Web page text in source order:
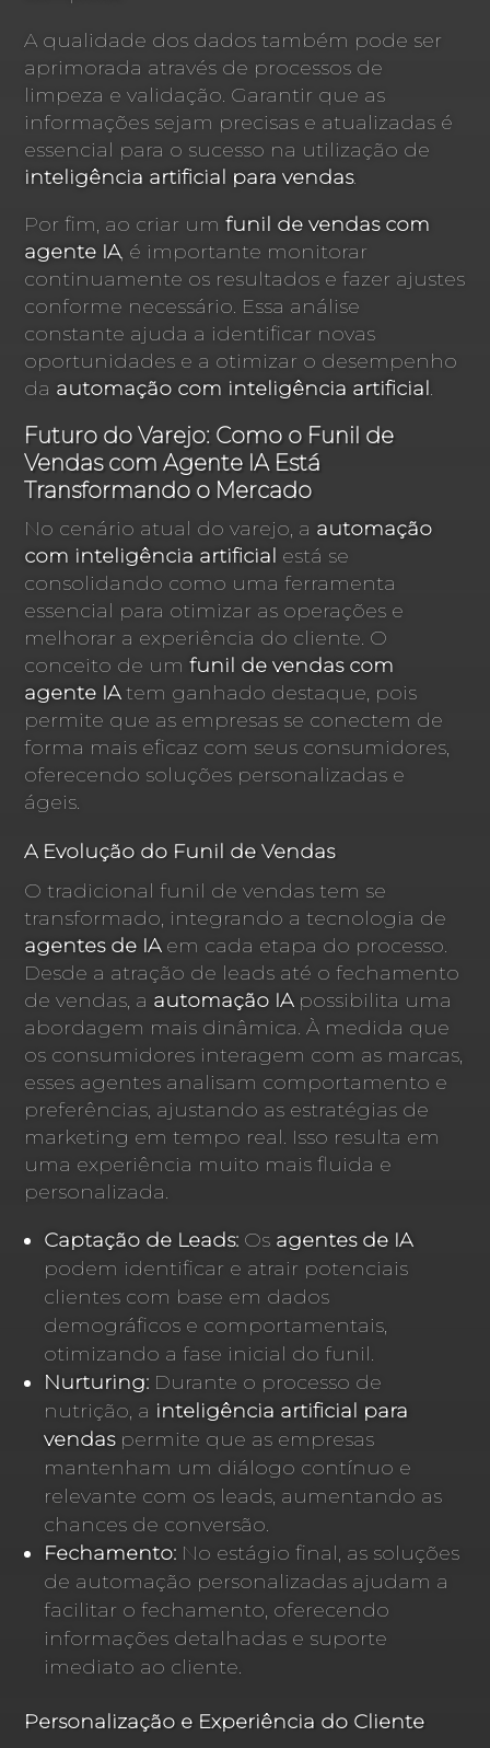
A qualidade dos dados também pode ser
aprimorada através de processos de
limpeza e validação. Garantir que as
informações sejam precisas e atualizadas é
essencial para o sucesso na utilização de
inteligência artificial para vendas.
Por fim, ao criar umfunil de vendas com
agente IA, é importante monitorar
continuamente os resultados e fazer ajustes
conforme necessário. Essa análise
constante ajuda a identificar novas
oportunidades e a otimizar o desempenho
da automação com inteligência artificial.
Futuro do Varejo: Como o Funil de
Vendas com Agente IA Está
Transformando o Mercado
No cenário atual do varejo, a automação
com inteligência artificial está se
consolidando como uma ferramenta
essencial para otimizar as operações e
melhorar a experiência do cliente. O
conceito de umfunil de vendas com
agente IAtem ganhado destaque, pois
permite que as empresas se conectem de
forma mais eficaz com seus consumidores,
oferecendo soluções personalizadas e
ágeis.
A Evolução do Funil de Vendas
O tradicional funil de vendas tem se
transformado, integrando a tecnologia de
agentes de IAem cada etapa do processo.
Desde a atração de leads até o fechamento
de vendas, a automação IApossibilita uma
abordagem mais dinâmica. À medida que
os consumidores interagem com as marcas,
esses agentes analisam comportamento e
preferências, ajustando as estratégias de
marketing em tempo real. Isso resulta em
uma experiência muito mais fluida e
personalizada.
Captação de Leads: Os agentes de IA
podem identificar e atrair potenciais
clientes com base em dados
demográficos e comportamentais,
otimizando a fase inicial do funil.
Nurturing: Durante o processo de
nutrição, a inteligência artificial para
vendaspermite que as empresas
mantenham um diálogo contínuo e
relevante com os leads, aumentando as
chances de conversão.
Fechamento: No estágio final, as soluções
de automação personalizadas ajudam a
facilitar o fechamento, oferecendo
informações detalhadas e suporte
imediato ao cliente.
Personalização e Experiência do Cliente